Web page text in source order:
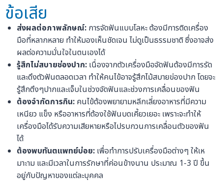
ข้อเสีย
ส่งผลต่อภาพลักษณ์: การจัดฟันแบบโลหะ ต้องมีการติดเครื่อง
มือที่หลากหลาย ทำให้มองเห็นชัดเจน ไม่ดูเป็นธรรมชาติ ซึ่งอาจส่ง
ผลต่อความมั่นใจในตนเองได้
รู้สึกไม่สบายช่องปาก: เนื่องจากตัวเครื่องมือจัดฟันต้องมีการรัด
และดึงตัวฟันตลอดเวลา ทำให้คนไข้อาจรู้สึกไม้สบายข่องปาก โดยจะ
รู้สึกตึงๆปากและเจ็บในช่วงจัดฟันและช่วงการเคลื่อนของฟัน
ต้องจำกัดการกิน: คนไข้ต้องพยายามหลีกเลี่ยงอาหารที่มีความ
เหนียว แข็ง หรืออาหารที่ต้องใช้ฟันบดเคี้ยวเยอะ เพราะจะทำให้
เครื่องมือได้รับความเสียหายหรือไปรบกวนการเคลื่อนตัวของฟัน
ได้
ต้องพบทันตแพทย์บ่อย: เพื่อทำการปรับเครื่องมือต่างๆ ให้เห
มาะาม และมีเวลาในการรักษาที่ค่อนข้างนาน ประมาณ 1-3 ปี ขึ้น
อยู่กับปัญหาของแต่ละบุคคล